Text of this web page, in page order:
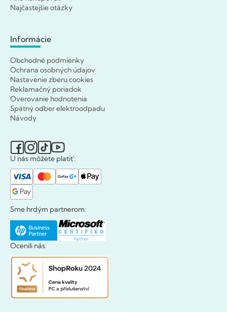
Najčastejšie otázky
Informácie
Obchodné podmienky
Ochrana osobných údajov
Nastavenie zberu cookies
Reklamačný poriadok
Overovanie hodnotenia
Spätný odber elektroodpadu
Návody
U nás môžete platiť:
Sme hrdým partnerom:
Ocenili nás: